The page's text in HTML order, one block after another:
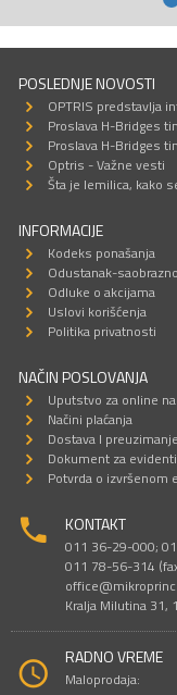
POSLEDNJE NOVOSTI
OPTRIS predstavlja
Proslava H-Bridges
Proslava H-Bridges
Optris - Važne vesti
Šta je lemilica, kako
INFORMACIJE
Kodeks ponašanja
Odustanak-
Odluke o akcijama
Uslovi korišćenja
Politika privatnosti
NAČIN POSLOVANJA
Uputstvo za online
Načini plaćanja
Dostava I
Dokument za
Potvrda o izvršenom
KONTAKT
011 36-29-000;
011 78-56-314
Kralja Milutina 31,
RADNO VREME
Maloprodaja: